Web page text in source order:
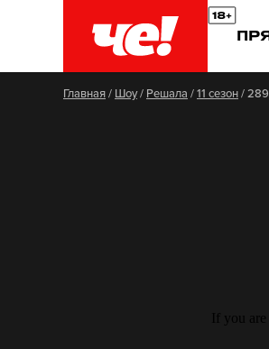
Главная/ Шоу/ Решала /11 сезон/